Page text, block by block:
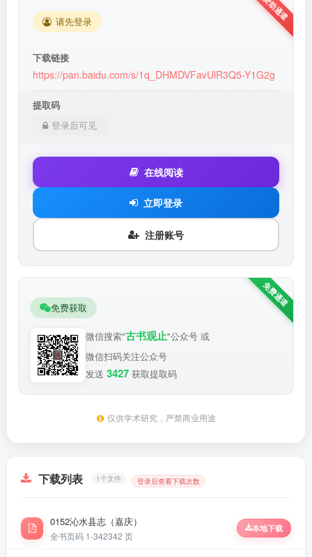
请先登录
下载链接
https://pan.baidu.com/s/1q_DHMDVFavUlR3Q5-Y1G2g
提取码
登录后可见
在线阅读
立即登录
注册账号
免费获取
微信搜索"古书观止"公众号 或
微信扫码关注公众号
发送 3427 获取提取码
仅供学术研究，严禁商业用途
下载列表 1个文件 登录后查看下载次数
0152沁水县志（嘉庆）
全书页码 1-342342 页
本地下载